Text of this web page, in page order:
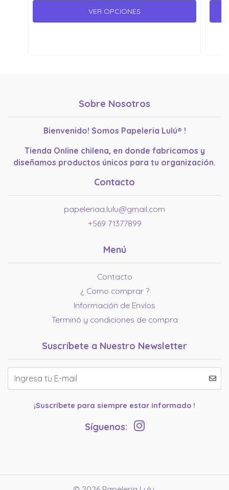
VER OPCIONES
Sobre Nosotros
Bienvenido! Somos Papeleria Lulú® !
Tienda Online chilena, en donde fabricamos y
diseñamos productos únicos para tu organización.
Contacto
papeleriaa.lulu@gmail.com
+569 71377899
Menú
Contacto
¿ Como comprar ?
Información de Envíos
Terminó y condiciones de compra
Suscríbete a Nuestro Newsletter
¡Suscríbete para siempre estar informado !
Síguenos: